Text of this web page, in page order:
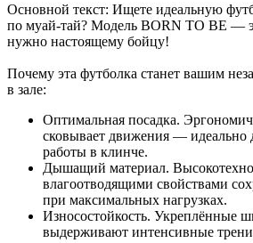
Основной текст: Ищете идеальную
по муай‑тай? Модель BORN TO BE —
нужно настоящему бойцу!
Почему эта футболка станет вашим
в зале:
Оптимальная посадка.
сковывает движения — идеально
работы в клинче.
Дышащий материал.
влагоотводящими свойствами
при максимальных нагрузках.
Износостойкость. Укреплённые
выдерживают интенсивные